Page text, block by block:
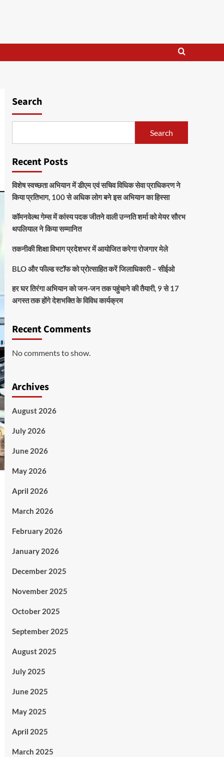
Search
Search
Recent Posts
विशेष स्वच्छता अभियान में डीएम एवं सचिव विधिक सेवा प्राधिकरण ने
किया प्रतिभाग, 100 से अधिक लोग बने इस अभियान का हिस्सा
कॉमनवेल्थ गेम्स में कांस्य पदक जीतने वाली उन्नति शर्मा को मेयर सौरभ
थपलियाल ने किया सम्मानित
तकनीकी शिक्षा विभाग प्रदेशभर में आयोजित करेगा रोजगार मेले
BLO और फील्ड स्टॉफ को प्रोत्साहित करें जिलाधिकारी – सीईओ
हर घर तिरंगा अभियान को जन-जन तक पहुंचाने की तैयारी, 9 से 17
अगस्त तक होंगे देशभक्ति के विविध कार्यक्रम
Recent Comments
No comments to show.
Archives
August 2026
July 2026
June 2026
May 2026
April 2026
March 2026
February 2026
January 2026
December 2025
November 2025
October 2025
September 2025
August 2025
July 2025
June 2025
May 2025
April 2025
March 2025